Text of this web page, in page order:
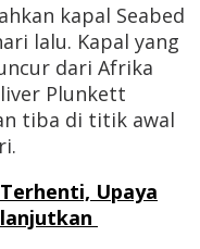
kapal Seabed
lalu. Kapal yang
dari Afrika
Plunkett
tiba di titik awal
Upaya